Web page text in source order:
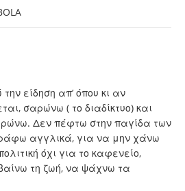
είδηση απ’ όπου κι αν
σαρώνω ( το διαδίκτυο) και
Δεν πέφτω στην παγίδα των
αγγλικά, για να μην χάνω
όχι για το καφενείο,
τη ζωή, να ψάχνω τα